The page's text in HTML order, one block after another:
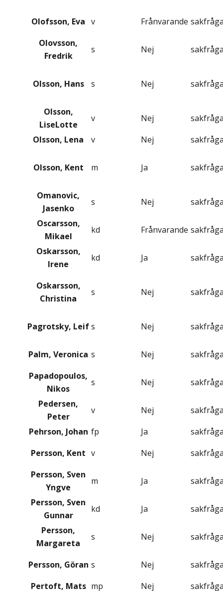
Olofsson, Eva v Frånvarande
Olovsson,
Fredrik
s Nej
Olsson, Hans s Nej
Olsson,
LiseLotte
v Nej
Olsson, Lena
v Nej
Olsson, Kent m Ja
Omanovic,
Jasenko
s Nej
Oscarsson,
Mikael
kd Frånvarande
Oskarsson,
Irene
kd Ja
Oskarsson,
Christina
s Nej
Pagrotsky, Leifs Nej
Palm, Veronica s Nej
Papadopoulos,
Nikos
s Nej
Pedersen,
Peter
v Nej
Pehrson, Johan fp Ja
Persson, Kent v Nej
Persson, Sven
Yngve
m Ja
Persson, Sven
Gunnar
kd Ja
Persson,
Margareta
s Nej
Persson, Göran s Nej
Pertoft, Mats mp Nej